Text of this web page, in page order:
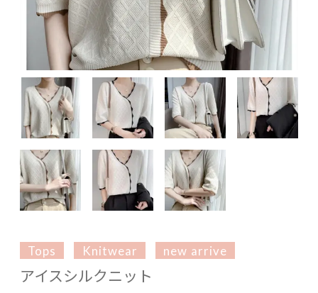
Tops Knitwear new arrive
アイスシルクニット